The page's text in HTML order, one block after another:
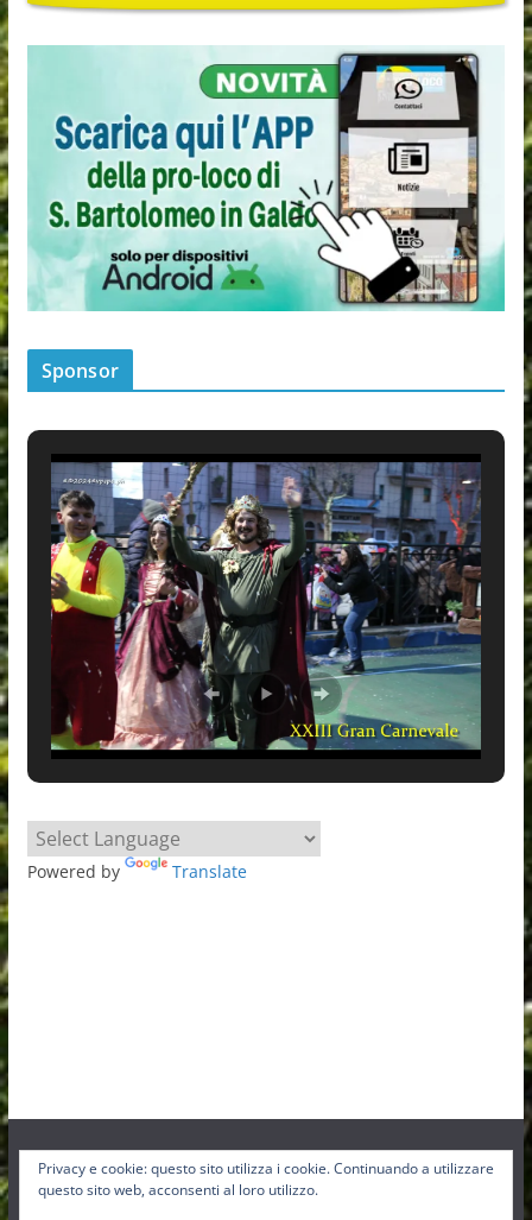
Sponsor
Powered by Translate
Facebook
Instagram
Twitter
Privacy e cookie: questo sito utilizza i cookie. Continuando a utilizzare
questo sito web, acconsenti al loro utilizzo.